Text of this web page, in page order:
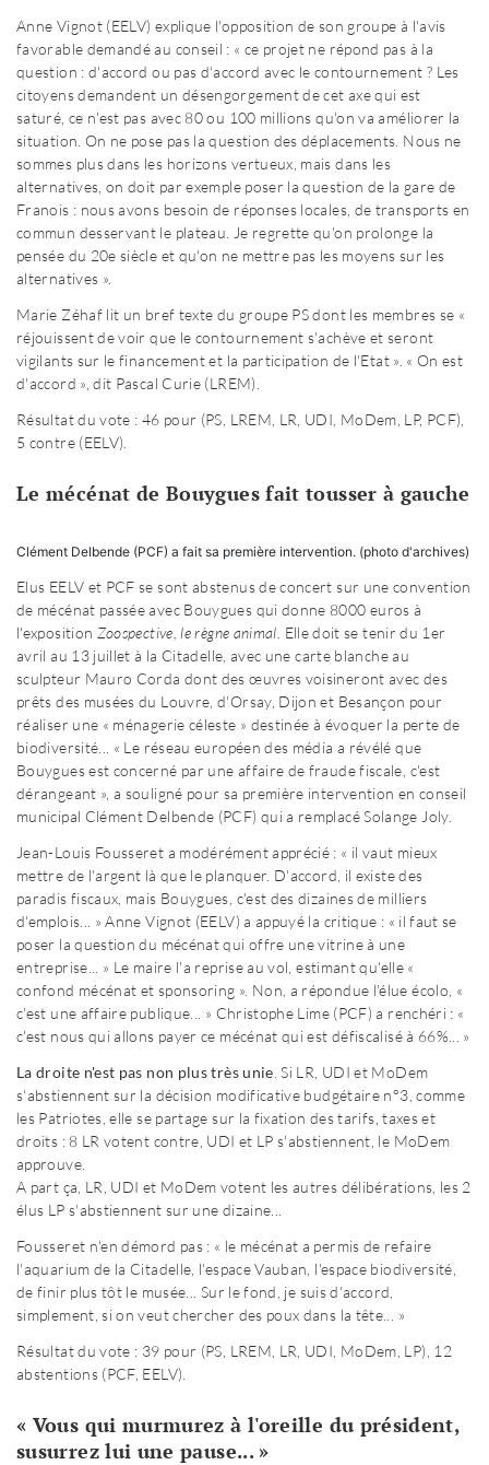
Anne Vignot (EELV) explique l'opposition de son groupe à l'avis
favorable demandé au conseil : « ce projet ne répond pas à la
question : d'accord ou pas d'accord avec le contournement ? Les
citoyens demandent un désengorgement de cet axe qui est
saturé, ce n'est pas avec 80 ou 100 millions qu'on va améliorer la
situation. On ne pose pas la question des déplacements. Nous ne
sommes plus dans les horizons vertueux, mais dans les
alternatives, on doit par exemple poser la question de la gare de
Franois : nous avons besoin de réponses locales, de transports en
commun desservant le plateau. Je regrette qu'on prolonge la
pensée du 20e siècle et qu'on ne mettre pas les moyens sur les
alternatives ».
Marie Zéhaf lit un bref texte du groupe PS dont les membres se «
réjouissent de voir que le contournement s'achève et seront
vigilants sur le financement et la participation de l'Etat ». « On est
d'accord », dit Pascal Curie (LREM).
Résultat du vote : 46 pour (PS, LREM, LR, UDI, MoDem, LP, PCF),
5 contre (EELV).
Le mécénat de Bouygues fait tousser à gauche
Clément Delbende (PCF) a fait sa première intervention. (photo d'archives)
Elus EELV et PCF se sont abstenus de concert sur une convention
de mécénat passée avec Bouygues qui donne 8000 euros à
l'exposition Zoospective, le règne animal. Elle doit se tenir du 1er
avril au 13 juillet à la Citadelle, avec une carte blanche au
sculpteur Mauro Corda dont des œuvres voisineront avec des
prêts des musées du Louvre, d'Orsay, Dijon et Besançon pour
réaliser une « ménagerie céleste » destinée à évoquer la perte de
biodiversité... « Le réseau européen des média a révélé que
Bouygues est concerné par une affaire de fraude fiscale, c'est
dérangeant », a souligné pour sa première intervention en conseil
municipal Clément Delbende (PCF) qui a remplacé Solange Joly.
Jean-Louis Fousseret a modérément apprécié : « il vaut mieux
mettre de l'argent là que le planquer. D'accord, il existe des
paradis fiscaux, mais Bouygues, c'est des dizaines de milliers
d'emplois... » Anne Vignot (EELV) a appuyé la critique : « il faut se
poser la question du mécénat qui offre une vitrine à une
entreprise... » Le maire l'a reprise au vol, estimant qu'elle «
confond mécénat et sponsoring ». Non, a répondue l'élue écolo, «
c'est une affaire publique... » Christophe Lime (PCF) a renchéri : «
c'est nous qui allons payer ce mécénat qui est défiscalisé à 66%... »
La droite n'est pas non plus très unie . Si LR, UDI et MoDem
s'abstiennent sur la décision modificative budgétaire n°3, comme
les Patriotes, elle se partage sur la fixation des tarifs, taxes et
droits : 8 LR votent contre, UDI et LP s'abstiennent, le MoDem
approuve.
A part ça, LR, UDI et MoDem votent les autres délibérations, les 2
élus LP s'abstiennent sur une dizaine...
Fousseret n'en démord pas : « le mécénat a permis de refaire
l'aquarium de la Citadelle, l'espace Vauban, l'espace biodiversité,
de finir plus tôt le musée... Sur le fond, je suis d'accord,
simplement, si on veut chercher des poux dans la tête... »
Résultat du vote : 39 pour (PS, LREM, LR, UDI, MoDem, LP), 12
abstentions (PCF, EELV).
« Vous qui murmurez à l'oreille du président,
susurrez lui une pause... »